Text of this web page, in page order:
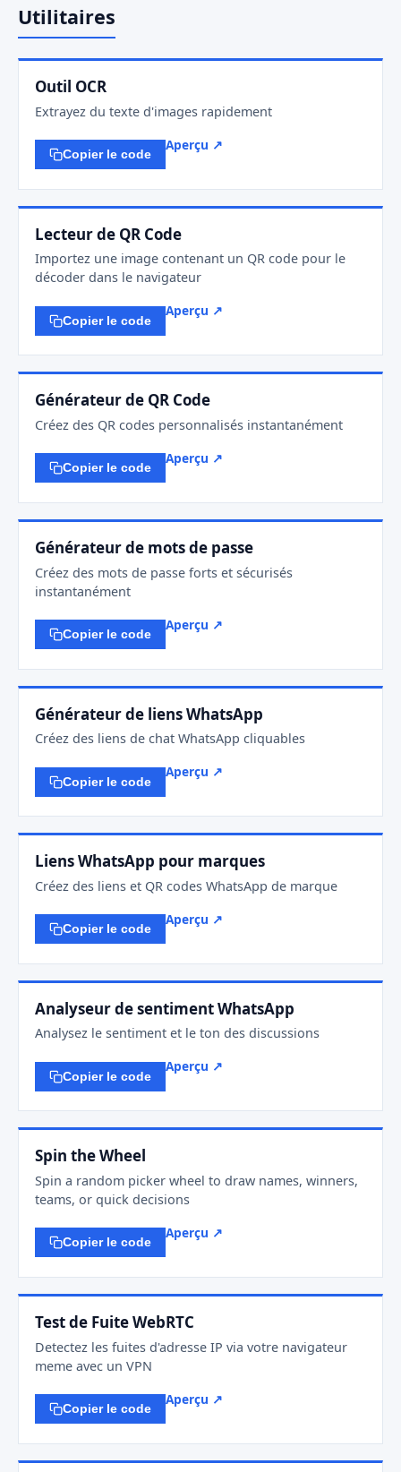
Utilitaires
Outil OCR
Extrayez du texte d'images rapidement
Copier le code
Aperçu ↗
Lecteur de QR Code
Importez une image contenant un QR code pour le
décoder dans le navigateur
Copier le code
Aperçu ↗
Générateur de QR Code
Créez des QR codes personnalisés instantanément
Copier le code
Aperçu ↗
Générateur de mots de passe
Créez des mots de passe forts et sécurisés
instantanément
Copier le code
Aperçu ↗
Générateur de liens WhatsApp
Créez des liens de chat WhatsApp cliquables
Copier le code
Aperçu ↗
Liens WhatsApp pour marques
Créez des liens et QR codes WhatsApp de marque
Copier le code
Aperçu ↗
Analyseur de sentiment WhatsApp
Analysez le sentiment et le ton des discussions
Copier le code
Aperçu ↗
Spin the Wheel
Spin a random picker wheel to draw names, winners,
teams, or quick decisions
Copier le code
Aperçu ↗
Test de Fuite WebRTC
Detectez les fuites d'adresse IP via votre navigateur
meme avec un VPN
Copier le code
Aperçu ↗